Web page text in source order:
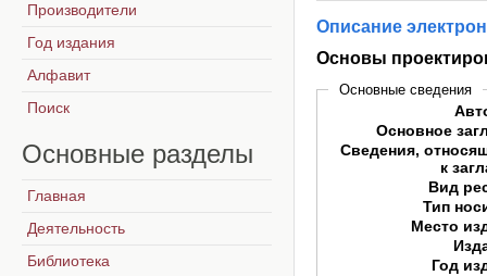
Описание
Основы
Основные сведения
Основное
Сведения,
к
Вид
Тип
Место
Год
Производители
Год издания
Алфавит
Поиск
Основные разделы
Главная
Деятельность
Библиотека